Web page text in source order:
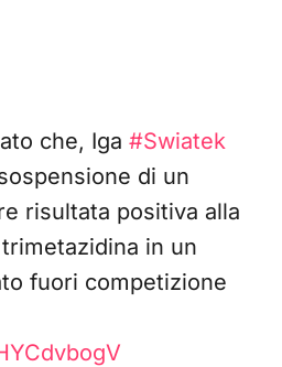
che, Iga #Swiatek
di un
risultata positiva alla
in un
fuori competizione